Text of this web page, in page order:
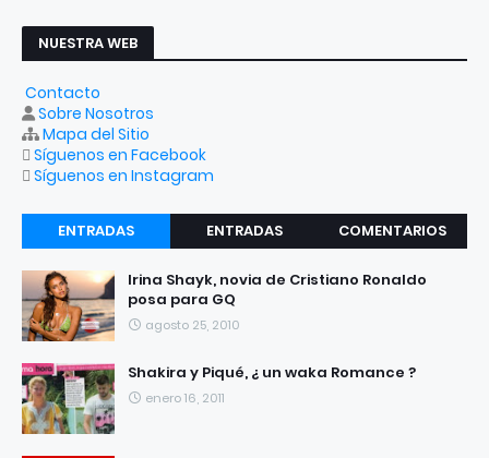
NUESTRA WEB
Contacto
Sobre Nosotros
Mapa del Sitio
Síguenos en Facebook
Síguenos en Instagram
ENTRADAS
RECIENTES
ENTRADAS
COMENTARIOS
Irina Shayk, novia de Cristiano Ronaldo
posa para GQ
agosto 25, 2010
Shakira y Piqué, ¿ un waka Romance ?
enero 16, 2011